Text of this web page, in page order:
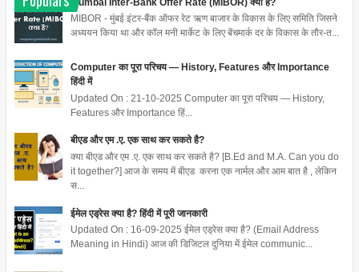
MIBOR - मुंबई इंटर-बैंक ऑफर रेट ऋण बाजार के विकास के लिए समिति जिसने
अध्ययन किया था और कॉल मनी मार्केट के लिए बेंचमार्क दर के विकास के तौर-त...
Computer का पूरा परिचय — History, Features और Importance
हिंदी में
Updated On : 21-10-2025 Computer का पूरा परिचय — History,
Features और Importance हिं...
बीएड और एम .ए. एक साथ कर सकते है?
क्या बीएड और एम .ए. एक साथ कर सकते है? [B.Ed and M.A. Can you do
it together?] आज के समय में बीएड करना एक नार्मल और आम बात है , लेकिन
स...
ईमेल एड्रेस क्या है? हिंदी में पूरी जानकारी
Updated On : 16-09-2025 ईमेल एड्रेस क्या है? (Email Address
Meaning in Hindi) आज की डिजिटल दुनिया में ईमेल communic...